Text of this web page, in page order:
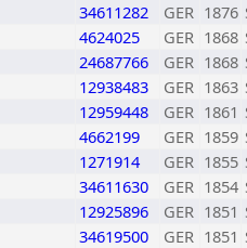
34611282 GER 1876
4624025 GER 1868
24687766 GER 1868
12938483 GER 1863
12959448 GER 1861
4662199 GER 1859
1271914 GER 1855
34611630 GER 1854
12925896 GER 1851
34619500 GER 1851